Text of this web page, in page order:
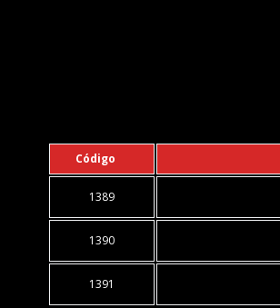
Código
1389
1390
1391